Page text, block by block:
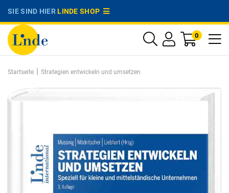
SIE SIND HIERLINDE SHOP
0
Startseite | Strategien entwickeln und umsetzen